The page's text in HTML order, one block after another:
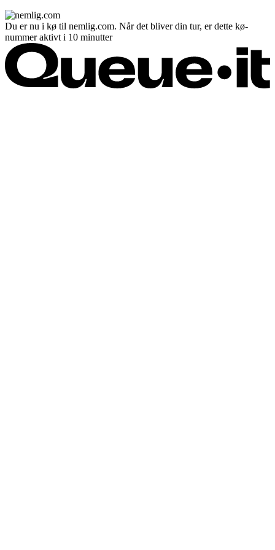
Du er nu i kø til nemlig.com. Når det bliver din tur, er dette kø-
nummer aktivt i 10 minutter